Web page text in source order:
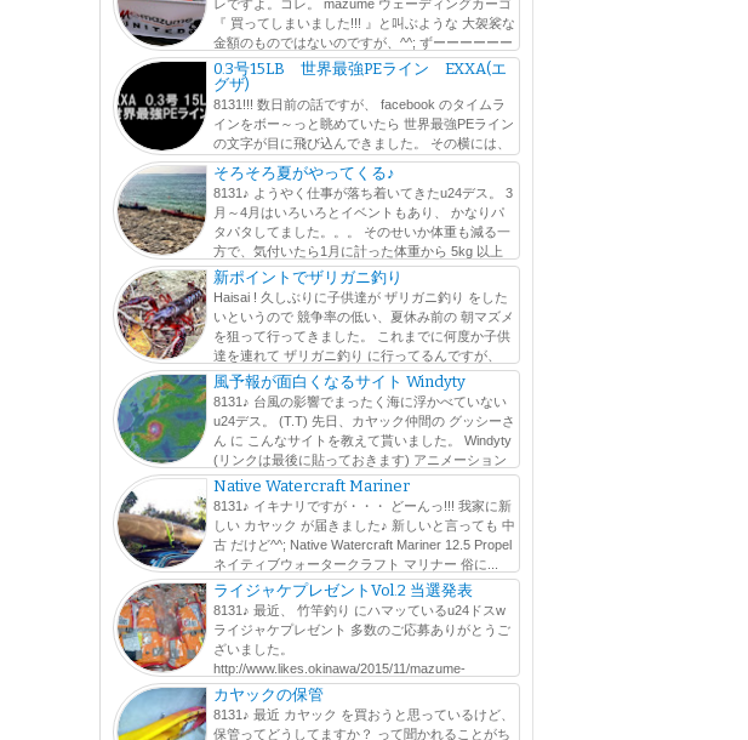
レですよ。コレ。 mazume ウェーディングカーゴ
『 買ってしまいました!!! 』と叫ぶような 大袈裟な
金額のものではないのですが、^^; ずーーーーーー
っと前から、欲しかったアイテムをよ...
0.3号15LB 世界最強PEライン EXXA(エ
グザ)
8131!!! 数日前の話ですが、 facebook のタイムラ
インをボー～っと眺めていたら 世界最強PEライン
の文字が目に飛び込んできました。 その横には、
0.3号で15LB の文字も。 0.3号で15LB !? ∑q|ﾟДﾟ|p PEライン は...
そろそろ夏がやってくる♪
8131♪ ようやく仕事が落ち着いてきたu24デス。 3
月～4月はいろいろとイベントもあり、 かなりパ
タパタしてました。。。 そのせいか体重も減る一
方で、気付いたら1月に計った体重から 5kg 以上
落ちてました。 ΣΣ(ﾟдﾟlll) その間にも可能な...
新ポイントでザリガニ釣り
Haisai ! 久しぶりに子供達が ザリガニ釣り をした
いというので 競争率の低い、夏休み前の 朝マズメ
を狙って行ってきました。 これまでに何度か子供
達を連れて ザリガニ釣り に行ってるんですが、
子供よりも確実に大人が夢中になりますw faceboo...
風予報が面白くなるサイト Windyty
8131♪ 台風の影響でまったく海に浮かべていない
u24デス。 (T.T) 先日、カヤック仲間の グッシーさ
ん に こんなサイトを教えて貰いました。 Windyty
(リンクは最後に貼っておきます) アニメーション
で風の動きが分かります。 風は、高度毎...
Native Watercraft Mariner
8131♪ イキナリですが・・・ どーんっ!!! 我家に新
しい カヤック が届きました♪ 新しいと言っても 中
古 だけど^^; Native Watercraft Mariner 12.5 Propel
ネイティブウォータークラフト マリナー 俗に...
ライジャケプレゼントVol.2 当選発表
8131♪ 最近、 竹竿釣り にハマッているu24ドスw
ライジャケプレゼント 多数のご応募ありがとうご
ざいました。
http://www.likes.okinawa/2015/11/mazume-
vol2.html たくさんの人にこの活動を知って貰えたのは嬉しい...
カヤックの保管
8131♪ 最近 カヤック を買おうと思っているけど、
保管ってどうしてますか？ って聞かれることがち